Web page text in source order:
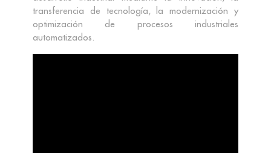
transferencia de tecnología, la modernización y
optimización de procesos industriales
automatizados.